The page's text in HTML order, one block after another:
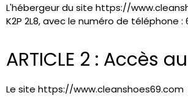
L'hébergeur du site https://
K2P 2L8, avec le numéro de téléphone :
ARTICLE 2 : Accès
Le site https://